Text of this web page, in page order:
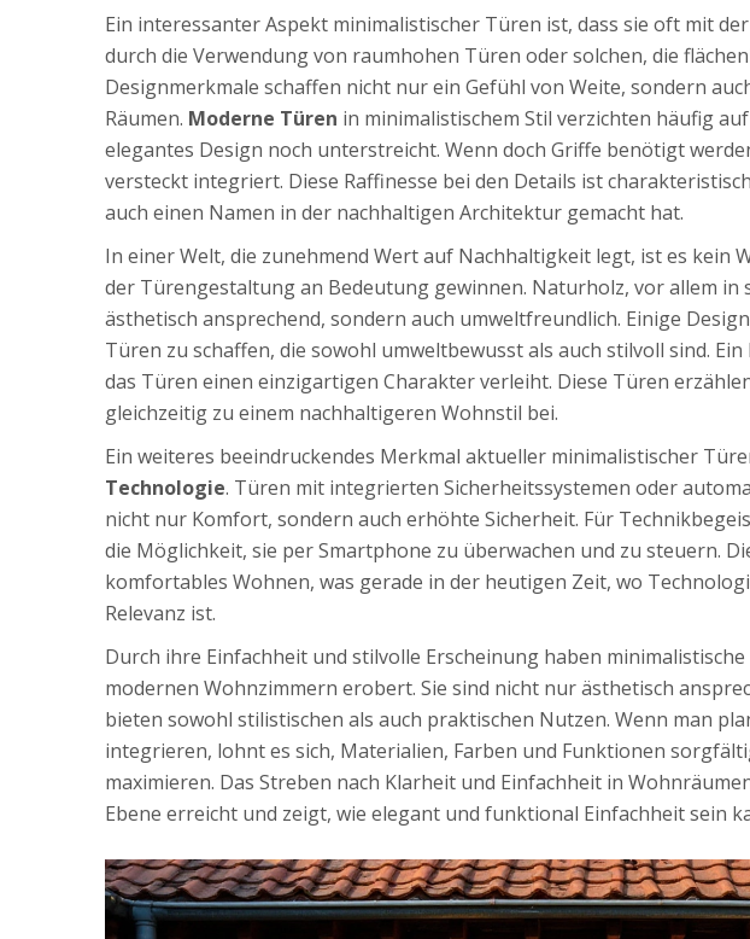
Ein interessanter Aspekt minimalistischer Türen ist, dass sie oft mit
durch die Verwendung von raumhohen Türen oder solchen, die
Designmerkmale schaffen nicht nur ein Gefühl von Weite, sondern
Räumen. Moderne Türen in minimalistischem Stil verzichten häufig
elegantes Design noch unterstreicht. Wenn doch Griffe benötigt
versteckt integriert. Diese Raffinesse bei den Details ist
auch einen Namen in der nachhaltigen Architektur gemacht hat.
In einer Welt, die zunehmend Wert auf Nachhaltigkeit legt, ist es kein
der Türengestaltung an Bedeutung gewinnen. Naturholz, vor allem
ästhetisch ansprechend, sondern auch umweltfreundlich. Einige
Türen zu schaffen, die sowohl umweltbewusst als auch stilvoll sind.
das Türen einen einzigartigen Charakter verleiht. Diese Türen
gleichzeitig zu einem nachhaltigeren Wohnstil bei.
Ein weiteres beeindruckendes Merkmal aktueller minimalistischer
Technologie. Türen mit integrierten Sicherheitssystemen oder
nicht nur Komfort, sondern auch erhöhte Sicherheit. Für
die Möglichkeit, sie per Smartphone zu überwachen und zu steuern.
komfortables Wohnen, was gerade in der heutigen Zeit, wo
Relevanz ist.
Durch ihre Einfachheit und stilvolle Erscheinung haben
modernen Wohnzimmern erobert. Sie sind nicht nur ästhetisch
bieten sowohl stilistischen als auch praktischen Nutzen. Wenn man
integrieren, lohnt es sich, Materialien, Farben und Funktionen
maximieren. Das Streben nach Klarheit und Einfachheit in
Ebene erreicht und zeigt, wie elegant und funktional Einfachheit sein